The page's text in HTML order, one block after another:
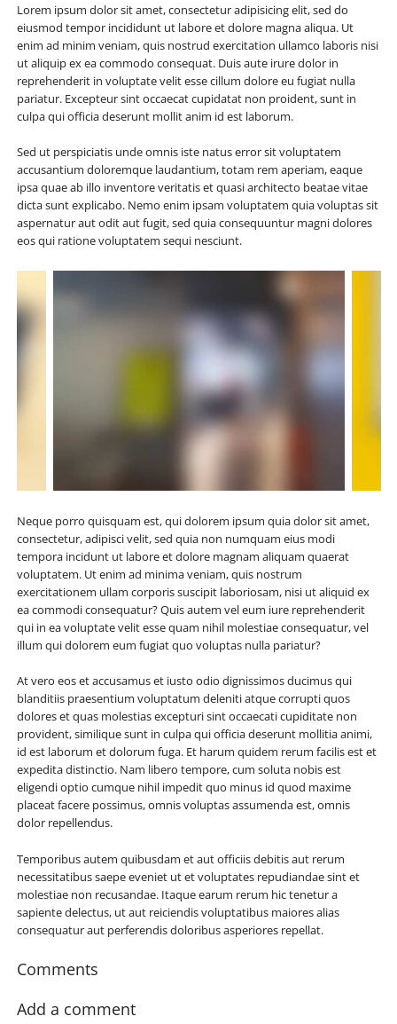
Lorem ipsum dolor sit amet, consectetur adipisicing elit, sed do
eiusmod tempor incididunt ut labore et dolore magna aliqua. Ut
enim ad minim veniam, quis nostrud exercitation ullamco laboris nisi
ut aliquip ex ea commodo consequat. Duis aute irure dolor in
reprehenderit in voluptate velit esse cillum dolore eu fugiat nulla
pariatur. Excepteur sint occaecat cupidatat non proident, sunt in
culpa qui officia deserunt mollit anim id est laborum.
Sed ut perspiciatis unde omnis iste natus error sit voluptatem
accusantium doloremque laudantium, totam rem aperiam, eaque
ipsa quae ab illo inventore veritatis et quasi architecto beatae vitae
dicta sunt explicabo. Nemo enim ipsam voluptatem quia voluptas sit
aspernatur aut odit aut fugit, sed quia consequuntur magni dolores
eos qui ratione voluptatem sequi nesciunt.
Neque porro quisquam est, qui dolorem ipsum quia dolor sit amet,
consectetur, adipisci velit, sed quia non numquam eius modi
tempora incidunt ut labore et dolore magnam aliquam quaerat
voluptatem. Ut enim ad minima veniam, quis nostrum
exercitationem ullam corporis suscipit laboriosam, nisi ut aliquid ex
ea commodi consequatur? Quis autem vel eum iure reprehenderit
qui in ea voluptate velit esse quam nihil molestiae consequatur, vel
illum qui dolorem eum fugiat quo voluptas nulla pariatur?
At vero eos et accusamus et iusto odio dignissimos ducimus qui
blanditiis praesentium voluptatum deleniti atque corrupti quos
dolores et quas molestias excepturi sint occaecati cupiditate non
provident, similique sunt in culpa qui officia deserunt mollitia animi,
id est laborum et dolorum fuga. Et harum quidem rerum facilis est et
expedita distinctio. Nam libero tempore, cum soluta nobis est
eligendi optio cumque nihil impedit quo minus id quod maxime
placeat facere possimus, omnis voluptas assumenda est, omnis
dolor repellendus.
Temporibus autem quibusdam et aut officiis debitis aut rerum
necessitatibus saepe eveniet ut et voluptates repudiandae sint et
molestiae non recusandae. Itaque earum rerum hic tenetur a
sapiente delectus, ut aut reiciendis voluptatibus maiores alias
consequatur aut perferendis doloribus asperiores repellat.
Comments
Add a comment